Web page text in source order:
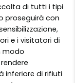
di tutti i tipi
proseguirà con
e i visitatori di
modo
inferiore di rifiuti